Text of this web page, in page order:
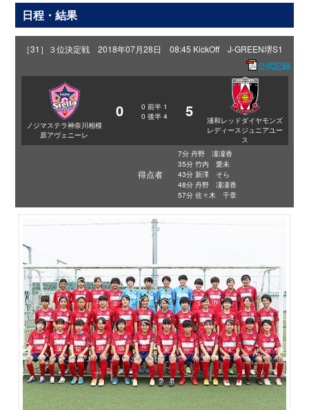
日程・結果
［31］３位決定戦 2018年07月28日 08:45 KickOff J-GREEN堺S1
公式記録
ノジマステラ神奈川相模
原アヴェニーレ
0 0 前半 1
0 後半 4 5
浦和レッドダイヤモンズ
レディースジュニアユー
ス
得点者
7分 丹野 凜凜香
35分 竹内 愛未
43分 新澤 そら
48分 丹野 凜凜香
57分 佐々木 千章